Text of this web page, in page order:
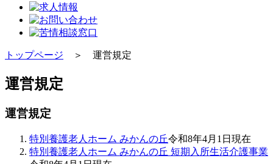
トップページ ＞ 運営規定
運営規定
運営規定
特別養護老人ホーム みかんの丘令和8年4月1日現在
特別養護老人ホーム みかんの丘 短期入所生活介護事業